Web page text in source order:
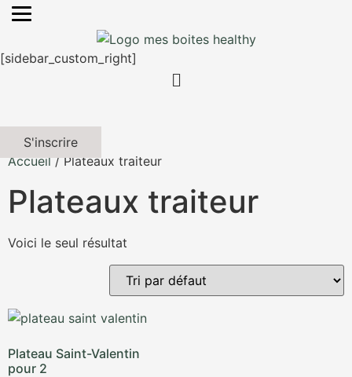
[sidebar_custom_right]
S'inscrire
Accueil/ Plateaux traiteur
Plateaux traiteur
Voici le seul résultat
Plateau Saint-Valentin
pour 2